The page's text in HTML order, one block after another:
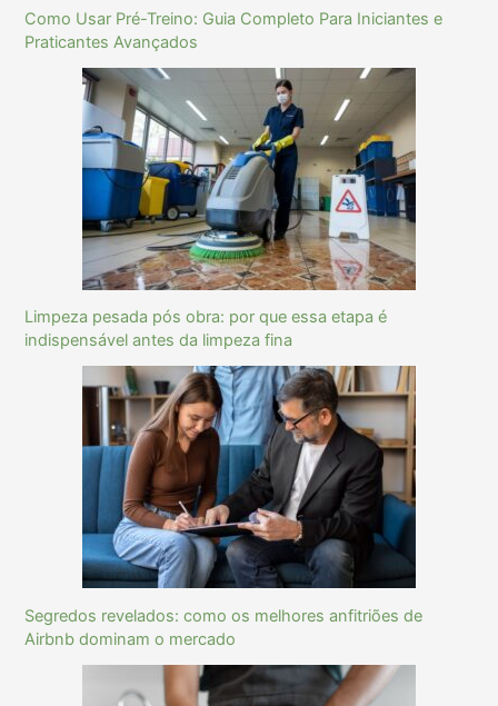
Como Usar Pré-Treino: Guia Completo Para Iniciantes e
Praticantes Avançados
Limpeza pesada pós obra: por que essa etapa é
indispensável antes da limpeza fina
Segredos revelados: como os melhores anfitriões de
Airbnb dominam o mercado